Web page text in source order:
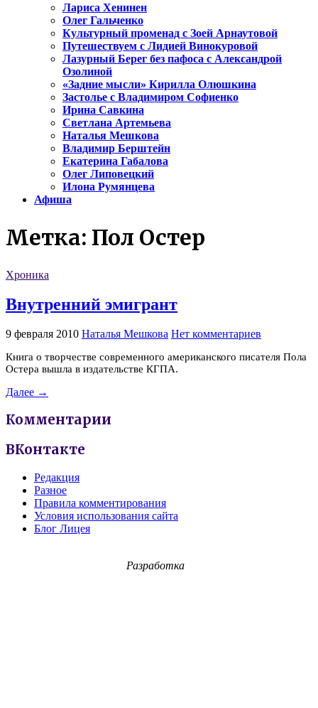
Лариса Хенинен
Олег Гальченко
Культурный променад с Зоей Арнаутовой
Путешествуем с Лидией Винокуровой
Лазурный Берег без пафоса с Александрой
Озолиной
«Задние мысли» Кирилла Олюшкина
Застолье с Владимиром Софиенко
Ирина Савкина
Светлана Артемьева
Наталья Мешкова
Владимир Берштейн
Екатерина Габалова
Олег Липовецкий
Илона Румянцева
Афиша
Метка: Пол Остер
Хроника
Внутренний эмигрант
9 февраля 2010 Наталья Мешкова Нет комментариев
Книга о творчестве современного американского писателя Пола
Остера вышла в издательстве КГПА.
Далее →
Комментарии
ВКонтакте
Редакция
Разное
Правила комментирования
Условия использования сайта
Блог Лицея
Разработка